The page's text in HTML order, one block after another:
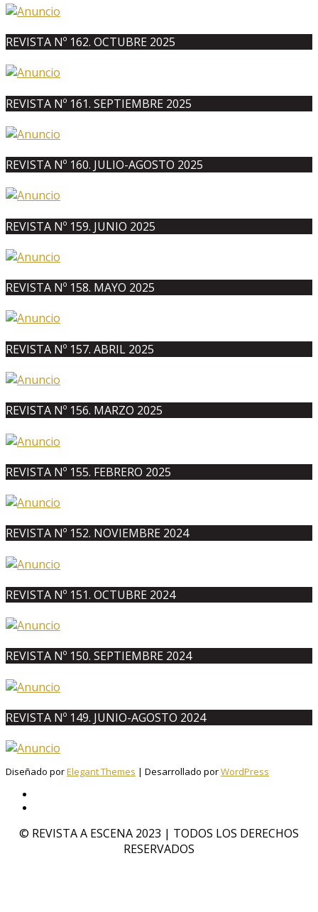
REVISTA Nº 162. OCTUBRE 2025
REVISTA Nº 161. SEPTIEMBRE 2025
REVISTA Nº 160. JULIO-AGOSTO 2025
REVISTA Nº 159. JUNIO 2025
REVISTA Nº 158. MAYO 2025
REVISTA Nº 157. ABRIL 2025
REVISTA Nº 156. MARZO 2025
REVISTA Nº 155. FEBRERO 2025
REVISTA Nº 152. NOVIEMBRE 2024
REVISTA Nº 151. OCTUBRE 2024
REVISTA Nº 150. SEPTIEMBRE 2024
REVISTA Nº 149. JUNIO-AGOSTO 2024
Diseñado porElegant Themes | Desarrollado porWordPress
© REVISTA A ESCENA 2023 | TODOS LOS DERECHOS
RESERVADOS